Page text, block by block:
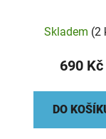
Skladem (2
690 Kč
DO